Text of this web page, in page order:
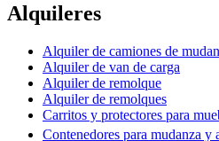
Alquileres
Alquiler de camiones de
Alquiler de van de carga
Alquiler de remolque
Alquiler de remolques
Carritos y protectores para
Contenedores para mudanza y